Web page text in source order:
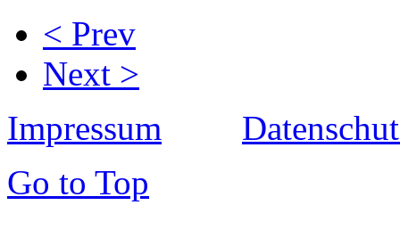
< Prev
Next >
Impressum
Go to Top